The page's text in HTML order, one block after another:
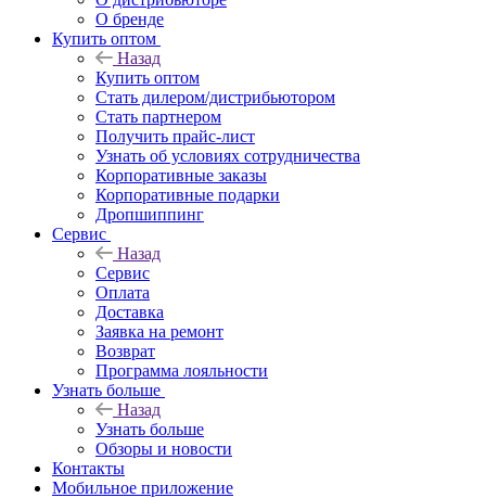
О бренде
Купить оптом
Назад
Купить оптом
Стать дилером/дистрибьютором
Стать партнером
Получить прайс-лист
Узнать об условиях сотрудничества
Корпоративные заказы
Корпоративные подарки
Дропшиппинг
Сервис
Назад
Сервис
Оплата
Доставка
Заявка на ремонт
Возврат
Программа лояльности
Узнать больше
Назад
Узнать больше
Обзоры и новости
Контакты
Мобильное приложение